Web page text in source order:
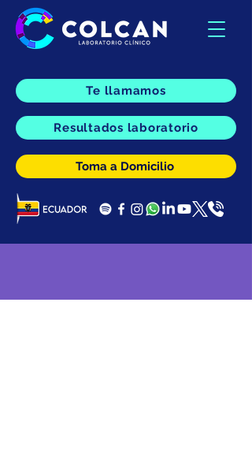
Te llamamos
Resultados laboratorio
Toma a Domicilio